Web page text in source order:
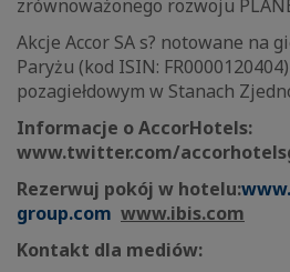
zrównoważonego rozwoju
Akcje Accor SA s? notowane na
Paryżu (kod ISIN:
pozagiełdowym w Stanach
Informacje o AccorHotels:
www.twitter.com/
Rezerwuj pokój w hotelu:
group.com www.ibis.com
Kontakt dla mediów: